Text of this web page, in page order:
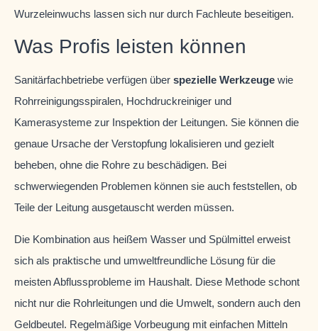
Wurzeleinwuchs lassen sich nur durch Fachleute beseitigen.
Was Profis leisten können
Sanitärfachbetriebe verfügen über spezielle Werkzeuge wie
Rohrreinigungsspiralen, Hochdruckreiniger und
Kamerasysteme zur Inspektion der Leitungen. Sie können die
genaue Ursache der Verstopfung lokalisieren und gezielt
beheben, ohne die Rohre zu beschädigen. Bei
schwerwiegenden Problemen können sie auch feststellen, ob
Teile der Leitung ausgetauscht werden müssen.
Die Kombination aus heißem Wasser und Spülmittel erweist
sich als praktische und umweltfreundliche Lösung für die
meisten Abflussprobleme im Haushalt. Diese Methode schont
nicht nur die Rohrleitungen und die Umwelt, sondern auch den
Geldbeutel. Regelmäßige Vorbeugung mit einfachen Mitteln